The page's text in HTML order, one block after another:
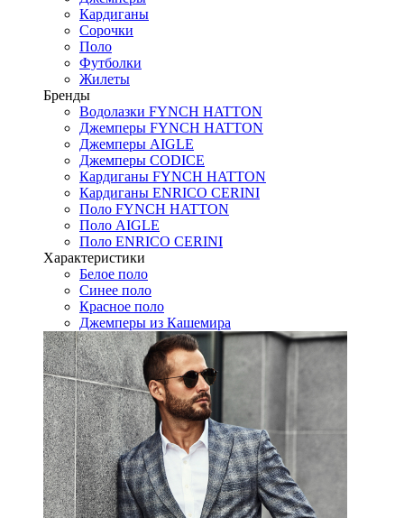
Кардиганы
Сорочки
Поло
Футболки
Жилеты
Бренды
Водолазки FYNCH HATTON
Джемперы FYNCH HATTON
Джемперы AIGLE
Джемперы CODICE
Кардиганы FYNCH HATTON
Кардиганы ENRICO CERINI
Поло FYNCH HATTON
Поло AIGLE
Поло ENRICO CERINI
Характеристики
Белое поло
Синее поло
Красное поло
Джемперы из Кашемира